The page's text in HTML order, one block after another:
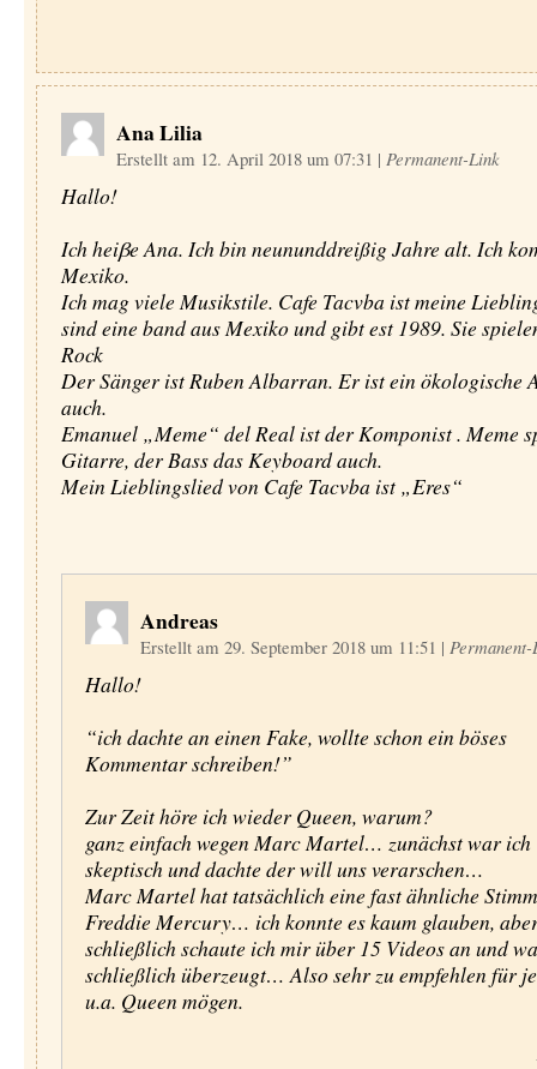
Ana Lilia
Erstellt am 12. April 2018 um 07:31 | Permanent-Link
Hallo!
Ich heiβe Ana. Ich bin neununddreißig Jahre alt. Ich
Mexiko.
Ich mag viele Musikstile. Cafe Tacvba ist meine
sind eine band aus Mexiko und gibt est 1989. Sie
Rock
Der Sänger ist Ruben Albarran. Er ist ein ökologische
auch.
Emanuel „Meme“ del Real ist der Komponist . Meme
Gitarre, der Bass das Keyboard auch.
Mein Lieblingslied von Cafe Tacvba ist „Eres“
Andreas
Erstellt am 29. September 2018 um 11:51 |
Hallo!
“ich dachte an einen Fake, wollte schon ein böses
Kommentar schreiben!”
Zur Zeit höre ich wieder Queen, warum?
ganz einfach wegen Marc Martel… zunächst war ich
skeptisch und dachte der will uns verarschen…
Marc Martel hat tatsächlich eine fast ähnliche
Freddie Mercury… ich konnte es kaum glauben,
schließlich schaute ich mir über 15 Videos an und
schließlich überzeugt… Also sehr zu empfehlen für
u.a. Queen mögen.